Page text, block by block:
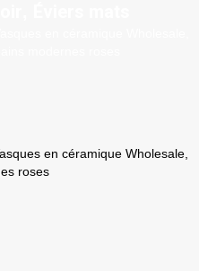
en céramique Wholesale,
roses